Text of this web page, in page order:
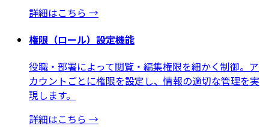
詳細はこちら →
権限（ロール）設定機能
役職・部署によって閲覧・編集権限を細かく制御。ア
カウントごとに権限を設定し、情報の適切な管理を実
現します。
詳細はこちら →